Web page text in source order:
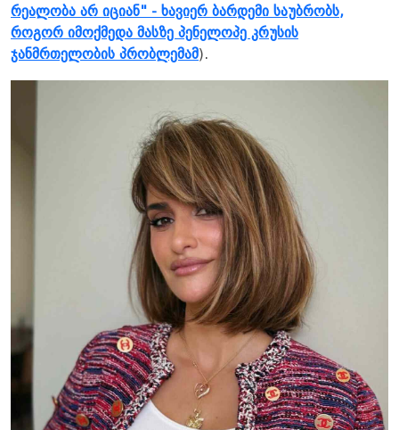
რეალობა არ იციან" - ხავიერ ბარდემი საუბრობს,
როგორ იმოქმედა მასზე პენელოპე კრუსის
ჯანმრთელობის პრობლემამ).